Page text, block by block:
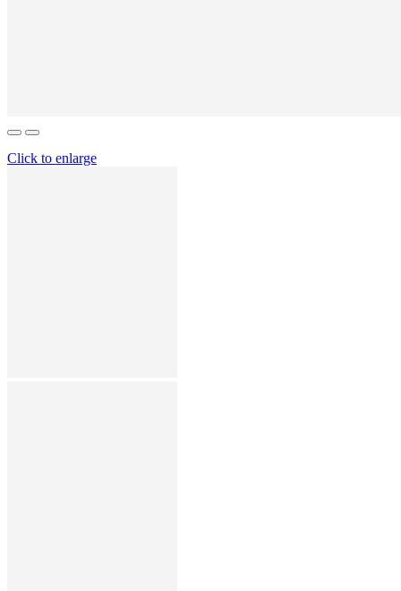
Click to enlarge